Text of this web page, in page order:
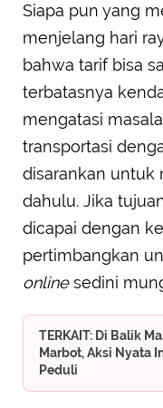
Siapa pun yang
menjelang hari
bahwa tarif bisa
terbatasnya
mengatasi
transportasi
disarankan
dahulu. Jika
dicapai dengan
pertimbangkan
onlinesedini
TERKAIT: Di Balik
Marbot, Aksi Nyata
Peduli